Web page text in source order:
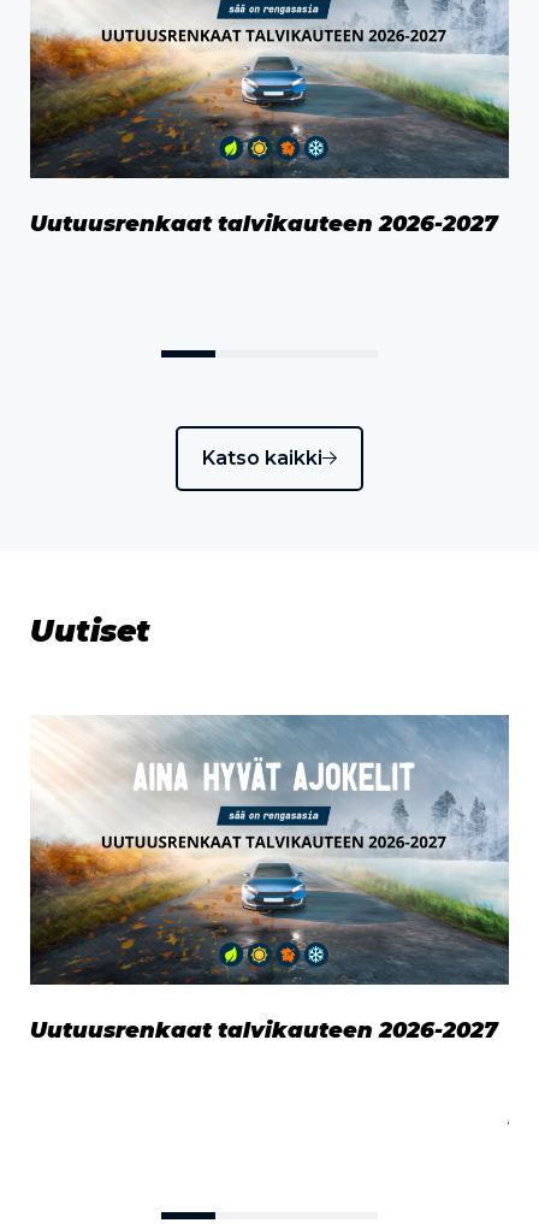
Uutuusrenkaat talvikauteen 2026-2027
Katso kaikki
Uutiset
Uutuusrenkaat talvikauteen 2026-2027